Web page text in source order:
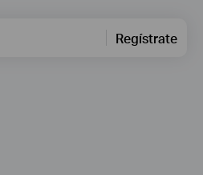
Regístrate